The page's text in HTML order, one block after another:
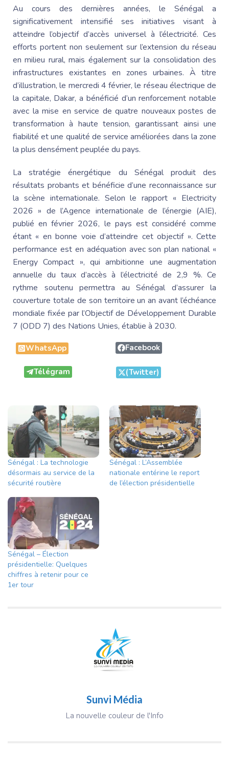
Au cours des dernières années, le Sénégal a
significativement intensifié ses initiatives visant à
atteindre l’objectif d’accès universel à l’électricité. Ces
efforts portent non seulement sur l’extension du réseau
en milieu rural, mais également sur la consolidation des
infrastructures existantes en zones urbaines. À titre
d’illustration, le mercredi 4 février, le réseau électrique de
la capitale, Dakar, a bénéficié d’un renforcement notable
avec la mise en service de quatre nouveaux postes de
transformation à haute tension, garantissant ainsi une
fiabilité et une qualité de service améliorées dans la zone
la plus densément peuplée du pays.
La stratégie énergétique du Sénégal produit des
résultats probants et bénéficie d’une reconnaissance sur
la scène internationale. Selon le rapport « Electricity
2026 » de l’Agence internationale de l’énergie (AIE),
publié en février 2026, le pays est considéré comme
étant « en bonne voie d’atteindre cet objectif ». Cette
performance est en adéquation avec son plan national «
Energy Compact », qui ambitionne une augmentation
annuelle du taux d’accès à l’électricité de 2,9 %. Ce
rythme soutenu permettra au Sénégal d’assurer la
couverture totale de son territoire un an avant l’échéance
mondiale fixée par l’Objectif de Développement Durable
7 (ODD 7) des Nations Unies, établie à 2030.
WhatsApp Facebook
(Twitter)
Télégram
Sénégal : La technologie
désormais au service de la
sécurité routière
Sénégal : L’Assemblée
nationale entérine le report
de l’élection présidentielle
Sénégal – Élection
présidentielle: Quelques
chiffres à retenir pour ce
1er tour
Sunvi Média
La nouvelle couleur de l'Info